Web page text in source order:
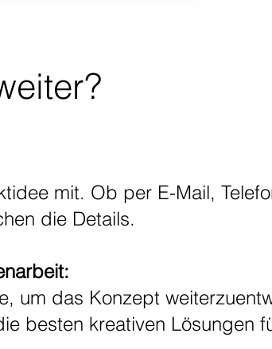
mit. Ob per E-Mail,
die Details.
um das Konzept
besten kreativen Lösungen